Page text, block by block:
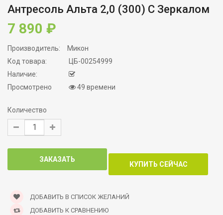
Антресоль Альта 2,0 (300) С Зеркалом
7 890 ₽
Производитель:
Микон
Код товара:
ЦБ-00254999
Наличие:
Просмотрено
49 времени
Количество
ДОБАВИТЬ В СПИСОК ЖЕЛАНИЙ
ДОБАВИТЬ К СРАВНЕНИЮ